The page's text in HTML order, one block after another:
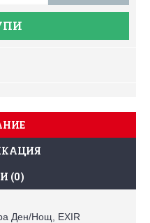
(0)
Ден/Нощ, EXIR